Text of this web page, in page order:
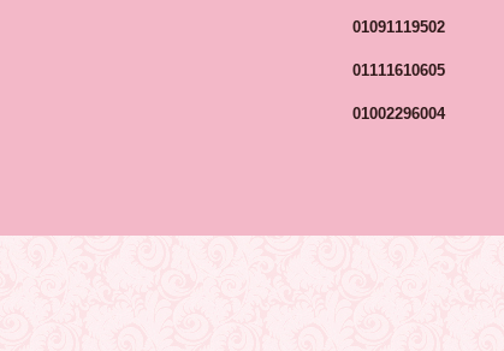
01091119502
01111610605
01002296004